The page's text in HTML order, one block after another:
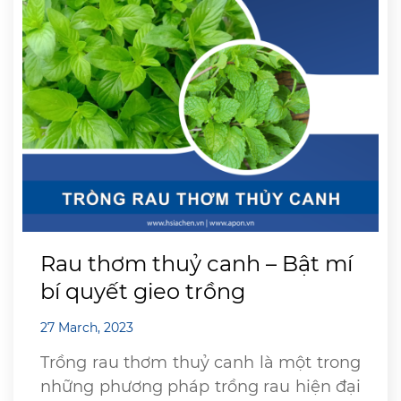
Rau thơm thuỷ canh – Bật mí
bí quyết gieo trồng
27 March, 2023
Trồng rau thơm thuỷ canh là một trong
những phương pháp trồng rau hiện đại